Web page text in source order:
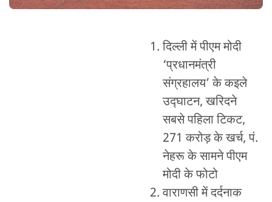
दिल्ली में पीएम मोदी
‘प्रधानमंत्री
संग्रहालय’ के कइले
उद्घाटन, खरिदने
सबसे पहिला टिकट,
271 करोड़ के खर्च, पं.
नेहरू के सामने पीएम
मोदी के फोटो
वाराणसी में दर्दनाक